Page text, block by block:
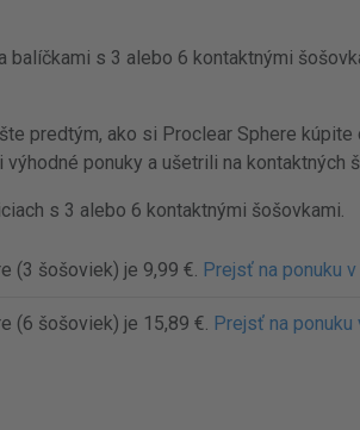
s 3 alebo 6 kontaktnými
predtým, ako si Proclear Sphere
ponuky a ušetrili na kontaktných
s 3 alebo 6 kontaktnými šošovkami.
(3 šošoviek) je 9,99 €. Prejsť na ponuku
(6 šošoviek) je 15,89 €. Prejsť na